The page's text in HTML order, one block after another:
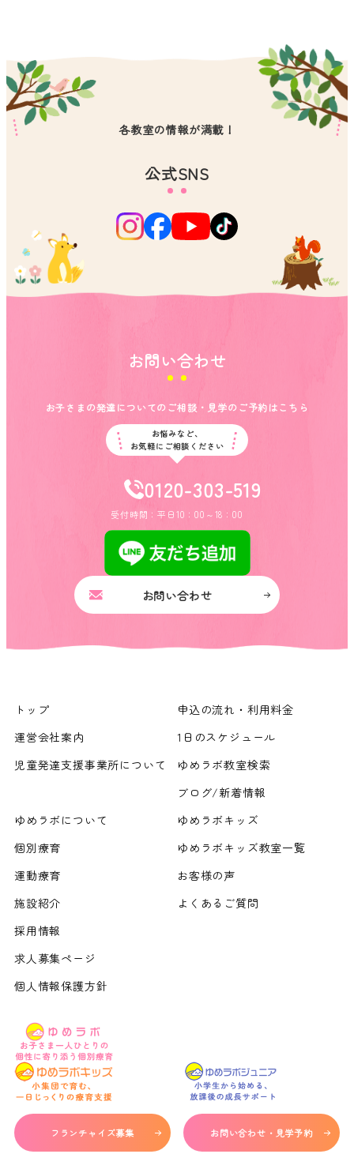
各教室の情報が満載！
公式SNS
お問い合わせ
お子さまの発達についてのご相談・見学のご予約はこちら
0120-303-519
受付時間：平日10：00～18：00
お悩みなど、
お気軽にご相談ください
お問い合わせ
トップ
運営会社案内
児童発達支援事業所について
申込の流れ・利用料金
1日のスケジュール
ゆめラボ教室検索
ブログ/新着情報
ゆめラボについて
個別療育
運動療育
施設紹介
ゆめラボキッズ
ゆめラボキッズ教室一覧
お客様の声
よくあるご質問
採用情報
求人募集ページ
個人情報保護方針
フランチャイズ募集 お問い合わせ・見学予約